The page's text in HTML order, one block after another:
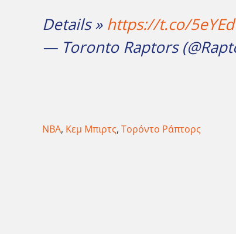
Details » https://t.co/
— Toronto Raptors
NBA, Κεμ Μπιρτς, Τορόντο Ράπτορς